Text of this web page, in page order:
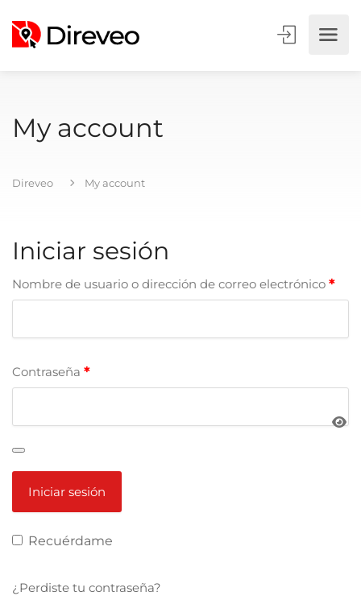
My account
Direveo My account
Iniciar sesión
Nombre de usuario o dirección de correo electrónico *
Contraseña *
Recuérdame
¿Perdiste tu contraseña?